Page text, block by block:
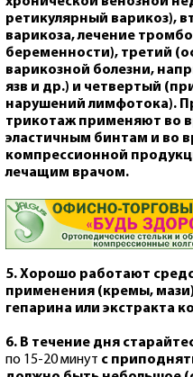
ретикулярный варикоз),
варикоза, лечение
беременности), третий
варикозной болезни,
язв и др.) и четвертый
нарушений лимфотока).
трикотаж применяют во
эластичным бинтам и во
компрессионной
лечащим врачом.
5. Хорошо работают
применения (кремы,
гепарина или экстракта
6. В течение дня
по 15-20 минут с